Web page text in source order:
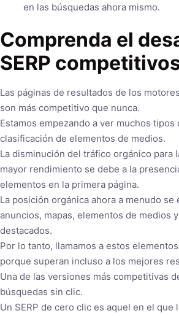
en las búsquedas ahora mismo.
Comprenda el
SERP
Las páginas de resultados de los
son más competitivo que nunca.
Estamos empezando a ver muchos
clasificación de elementos de medios.
La disminución del tráfico orgánico para
mayor rendimiento se debe a la
elementos en la primera página.
La posición orgánica ahora a menudo se
anuncios, mapas, elementos de medios
destacados.
Por lo tanto, llamamos a estos
porque superan incluso a los mejores
Una de las versiones más competitivas
búsquedas sin clic.
Un SERP de cero clic es aquel en el que